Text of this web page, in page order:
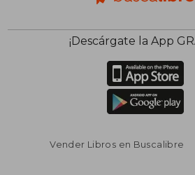
¡Descárgate la App
Vender Libros en Buscalibre